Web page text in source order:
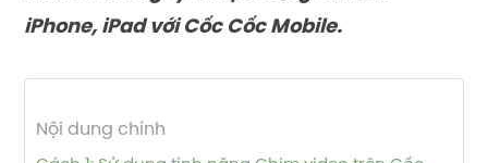
iPhone, iPad với Cốc Cốc Mobile.
Nội dung chính